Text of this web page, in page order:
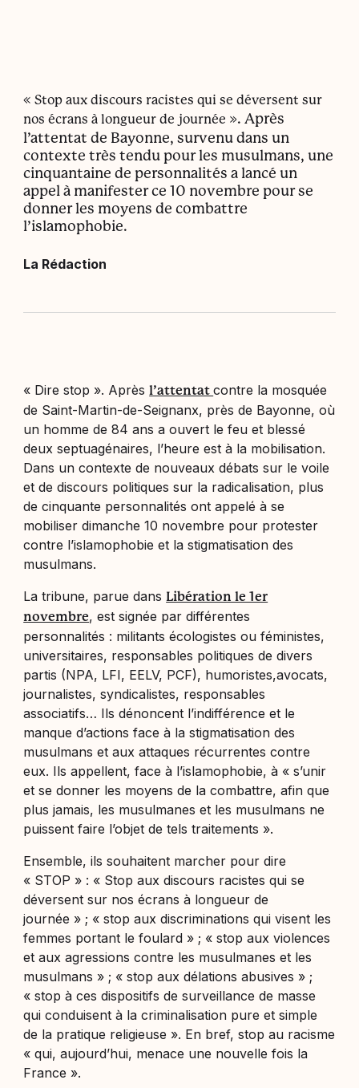
«Stop aux discours racistes qui se déversent sur
nos écrans à longueur de journée ». Après
l’attentat de Bayonne, survenu dans un
contexte très tendu pour les musulmans, une
cinquantaine de personnalités a lancé un
appel à manifester ce 10 novembre pour se
donner les moyens de combattre
l’islamophobie.
La Rédaction
« Dire stop ». Aprèsl’attentatcontre la mosquée
de Saint-Martin-de-Seignanx, près de Bayonne, où
un homme de 84 ans a ouvert le feu et blessé
deux septuagénaires, l’heure est à la mobilisation.
Dans un contexte de nouveaux débats sur le voile
et de discours politiques sur la radicalisation, plus
de cinquante personnalités ont appelé à se
mobiliser dimanche 10 novembre pour protester
contre l’islamophobie et la stigmatisation des
musulmans.
La tribune, parue dans Libération le 1er
novembre, est signée par différentes
personnalités : militants écologistes ou féministes,
universitaires, responsables politiques de divers
partis (NPA, LFI, EELV, PCF), humoristes,avocats,
journalistes, syndicalistes, responsables
associatifs… Ils dénoncent l’indifférence et le
manque d’actions face à la stigmatisation des
musulmans et aux attaques récurrentes contre
eux. Ils appellent, face à l’islamophobie, à « s’unir
et se donner les moyens de la combattre, afin que
plus jamais, les musulmanes et les musulmans ne
puissent faire l’objet de tels traitements ».
Ensemble, ils souhaitent marcher pour dire
« STOP » : « Stop aux discours racistes qui se
déversent sur nos écrans à longueur de
journée » ; « stop aux discriminations qui visent les
femmes portant le foulard » ; «stop aux violences
et aux agressions contre les musulmanes et les
musulmans » ; «stop aux délations abusives » ;
«stop à ces dispositifs de surveillance de masse
qui conduisent à la criminalisation pure et simple
de la pratique religieuse ». En bref, stop au racisme
« qui, aujourd’hui, menace une nouvelle fois la
France ».